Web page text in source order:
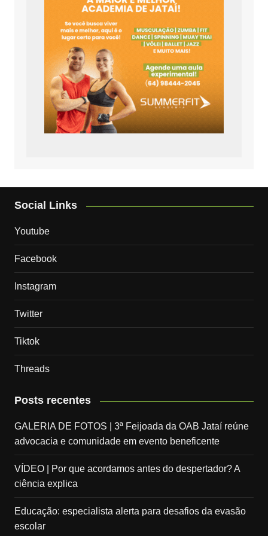
Social Links
Youtube
Facebook
Instagram
Twitter
Tiktok
Threads
Posts recentes
GALERIA DE FOTOS | 3ª Feijoada da OAB Jataí reúne
advocacia e comunidade em evento beneficente
VÍDEO | Por que acordamos antes do despertador? A
ciência explica
Educação: especialista alerta para desafios da evasão
escolar